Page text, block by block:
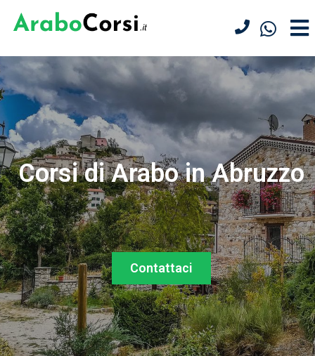
Corsi di Arabo in Abruzzo
Contattaci